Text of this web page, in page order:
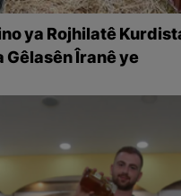
ya Rojhilatê
Îranê ye